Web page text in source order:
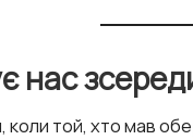
нас
той, хто мав